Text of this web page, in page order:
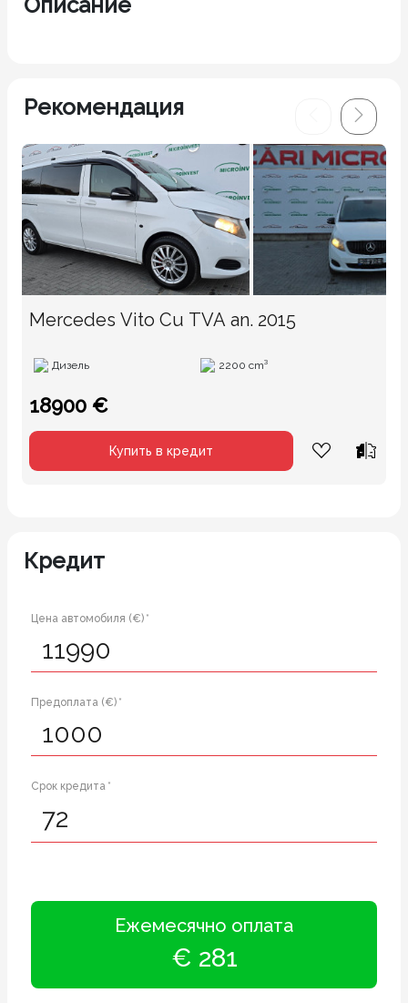
Рекомендация
Mercedes Vito Cu TVA an. 2015
Дизель 2200 cm³
18900 €
Купить в кредит
Кредит
Цена автомобиля (€) *
Предоплата (€) *
Срок кредита *
Ежемесячно оплата
€ 281